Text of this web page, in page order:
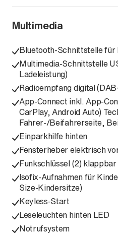
Multimedia
Bluetooth-Schnittstelle
Multimedia-Schnittstelle
Ladeleistung)
Radioempfang digital
App-Connect inkl. App-
CarPlay, Android Auto)
Fahrer-/Beifahrerseite,
Einparkhilfe hinten
Fensterheber elektrisch
Funkschlüssel (2) klappbar
Isofix-Aufnahmen für
Size-Kindersitze)
Keyless-Start
Leseleuchten hinten LED
Notrufsystem